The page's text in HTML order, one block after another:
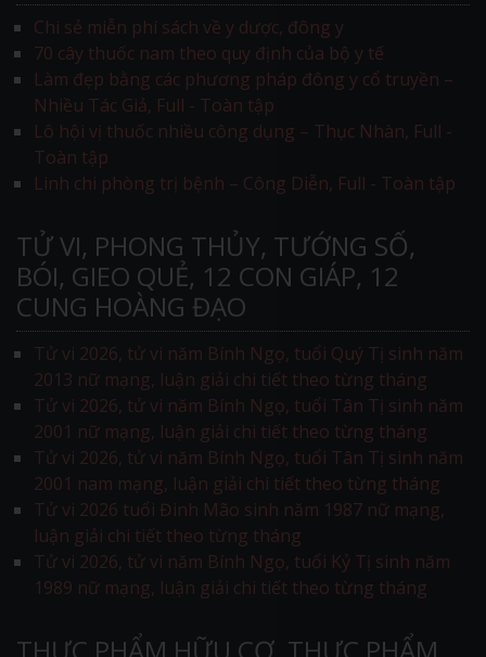
Chi sẻ miễn phí sách về y dược, đông y
70 cây thuốc nam theo quy định của bộ y tế
Làm đẹp bằng các phương pháp đông y cổ truyền –
Nhiều Tác Giả, Full - Toàn tập
Lô hội vị thuốc nhiều công dụng – Thục Nhàn, Full -
Toàn tập
Linh chi phòng trị bệnh – Công Diễn, Full - Toàn tập
TỬ VI, PHONG THỦY, TƯỚNG SỐ,
BÓI, GIEO QUẺ, 12 CON GIÁP, 12
CUNG HOÀNG ĐẠO
Tử vi 2026, tử vi năm Bính Ngọ, tuổi Quý Tị sinh năm
2013 nữ mạng, luận giải chi tiết theo từng tháng
Tử vi 2026, tử vi năm Bính Ngọ, tuổi Tân Tị sinh năm
2001 nữ mạng, luận giải chi tiết theo từng tháng
Tử vi 2026, tử vi năm Bính Ngọ, tuổi Tân Tị sinh năm
2001 nam mạng, luận giải chi tiết theo từng tháng
Tử vi 2026 tuổi Đinh Mão sinh năm 1987 nữ mạng,
luận giải chi tiết theo từng tháng
Tử vi 2026, tử vi năm Bính Ngọ, tuổi Kỷ Tị sinh năm
1989 nữ mạng, luận giải chi tiết theo từng tháng